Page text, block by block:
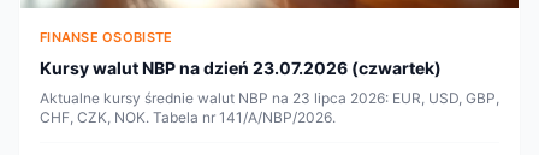
FINANSE OSOBISTE
Kursy walut NBP na dzień 23.07.2026 (czwartek)
Aktualne kursy średnie walut NBP na 23 lipca 2026: EUR, USD, GBP,
CHF, CZK, NOK. Tabela nr 141/A/NBP/2026.